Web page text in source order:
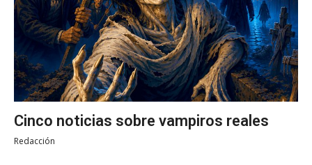
Cinco noticias sobre vampiros reales
Redacción